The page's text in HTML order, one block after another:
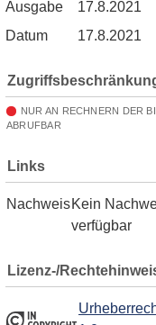
Ausgabe
17.8.2021
Datum
17.8.2021
NUR AN RECHNERN DER
ABRUFBAR
Links
NachweisKein
verfügbar
Lizenz-/